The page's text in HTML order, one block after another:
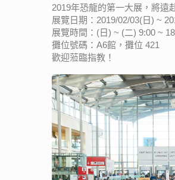
2019年恐龍的第一大展，將遠
展覽日期：2019/02/03(日) ~
展覽時間：(日) ~ (二) 9:00 ~
攤位號碼：A6館，攤位 421
歡迎蒞臨指教！